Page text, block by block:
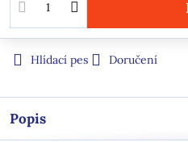
Hlídací pes Doručení
Popis